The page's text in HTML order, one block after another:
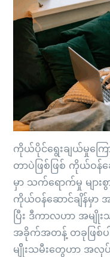
ကိုယ်ပိုင်ရွေးချယ်မှုကြေ
တာပဲဖြစ်ဖြစ် ကိုယ်ဝန်
မှာ သက်ရောက်မှု မျာ
ကိုယ်ဝန်ဆောင်ချိန်မှ
ပြီး ဒီကာလဟာ အမ
အခိုက်အတန့် တခုဖြစ်ပ
မျိိုးသမီးတွေဟာ အလု